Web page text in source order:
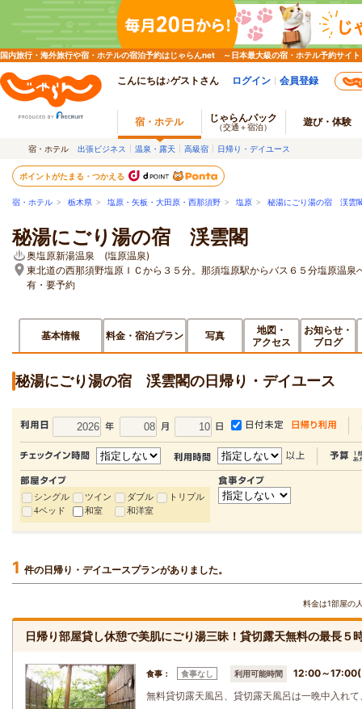
国内旅行・海外旅行や宿・ホテルの宿泊予約はじゃらんnet ～日本最大級の宿・ホテル予約サイト
こんにちは♪ゲストさん ログイン 会員登録
宿・ホテル じゃらんパック
（交通＋宿泊） 遊び・体験
宿・ホテル 出張ビジネス 温泉・露天 高級宿 日帰り・デイユース
ポイントがたまる・つかえる
宿・ホテル > 栃木県 > 塩原・矢板・大田原・西那須野 > 塩原 > 秘湯にごり湯の宿 渓雲
秘湯にごり湯の宿 渓雲閣
奥塩原新湯温泉 (塩原温泉)
東北道の西那須野塩原ＩＣから３５分。那須塩原駅からバス６５分塩原温泉
有・要予約
基本情報 料金・宿泊プラン 写真
地図・
アクセス
お知らせ・
ブログ
秘湯にごり湯の宿 渓雲閣の日帰り・デイユース
シングル ツイン ダブル
トリプル
4ベッド
和室 和洋室
1 件の日帰り・デイユースプランがありました。
料金は1部屋の
日帰り部屋貸し休憩で美肌にごり湯三昧！貸切露天無料の最長５
食事： 食事なし 利用可能時間
12:00～17:00(
無料貸切露天風呂、貸切露天風呂は一晩中入れ